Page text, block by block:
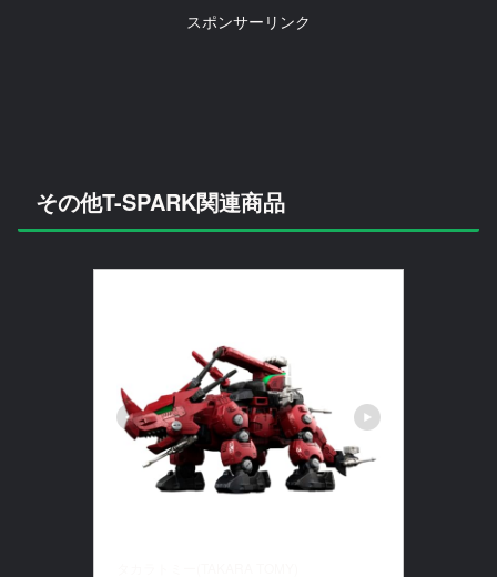
スポンサーリンク
その他T-SPARK関連商品